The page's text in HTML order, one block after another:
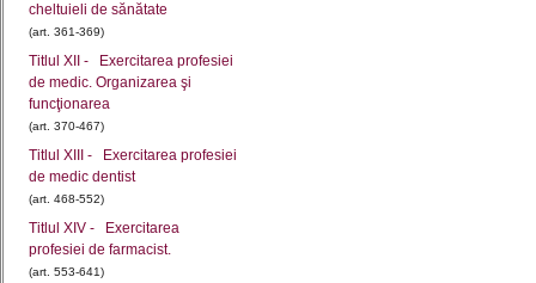
cheltuieli de sănătate
(art. 361-369)
Titlul XII - Exercitarea profesiei
de medic. Organizarea şi
funcţionarea
(art. 370-467)
Titlul XIII - Exercitarea profesiei
de medic dentist
(art. 468-552)
Titlul XIV - Exercitarea
profesiei de farmacist.
(art. 553-641)